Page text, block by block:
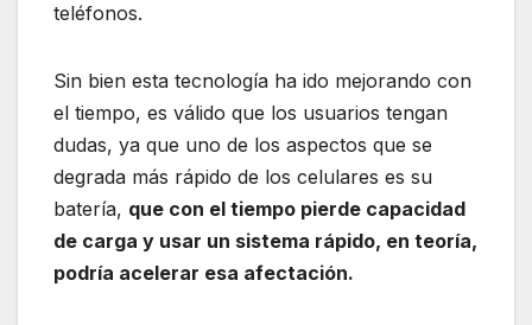
teléfonos.
Sin bien esta tecnología ha ido mejorando con
el tiempo, es válido que los usuarios tengan
dudas, ya que uno de los aspectos que se
degrada más rápido de los celulares es su
batería, que con el tiempo pierde capacidad
de carga y usar un sistema rápido, en teoría,
podría acelerar esa afectación.